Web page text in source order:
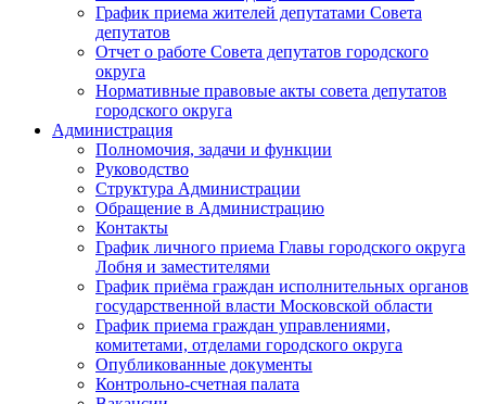
График приема жителей депутатами Совета
депутатов
Отчет о работе Совета депутатов городского
округа
Нормативные правовые акты совета депутатов
городского округа
Администрация
Полномочия, задачи и функции
Руководство
Структура Администрации
Обращение в Администрацию
Контакты
График личного приема Главы городского округа
Лобня и заместителями
График приёма граждан исполнительных органов
государственной власти Московской области
График приема граждан управлениями,
комитетами, отделами городского округа
Опубликованные документы
Контрольно-счетная палата